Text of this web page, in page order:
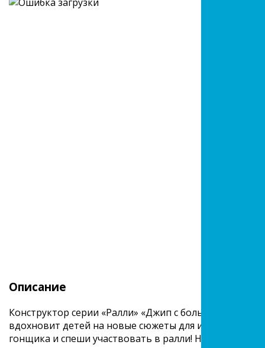
Описание
Конструктор серии «Ралли» «Джип с большими
вдохновит детей на новые сюжеты для игр. Собери
гонщика и спеши участвовать в ралли! Набор